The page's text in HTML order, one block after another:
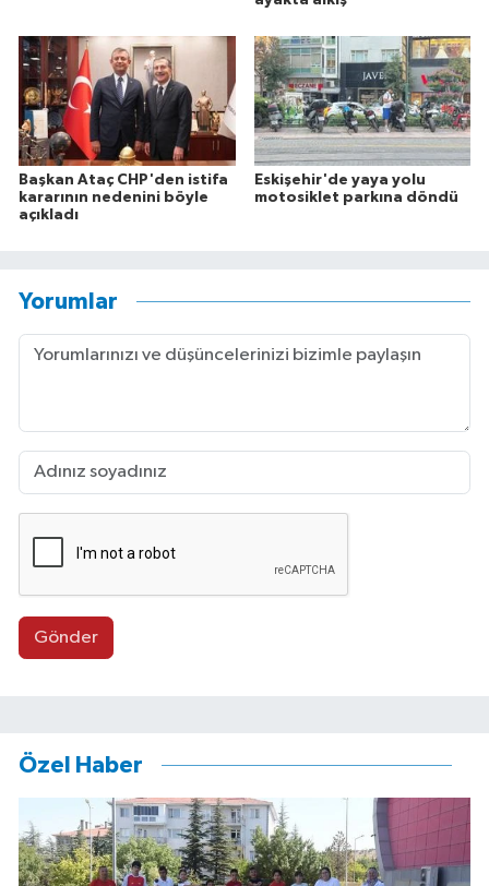
Başkan Ataç CHP'den istifa
kararının nedenini böyle
açıkladı
Eskişehir'de yaya yolu
motosiklet parkına döndü
Yorumlar
Gönder
Özel Haber